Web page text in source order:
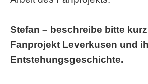
Stefan – beschreibe bitte
Fanprojekt Leverkusen und
Entstehungsgeschichte.